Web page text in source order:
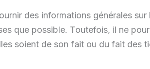
des informations générales
que possible. Toutefois, il ne
soient de son fait ou du fait des